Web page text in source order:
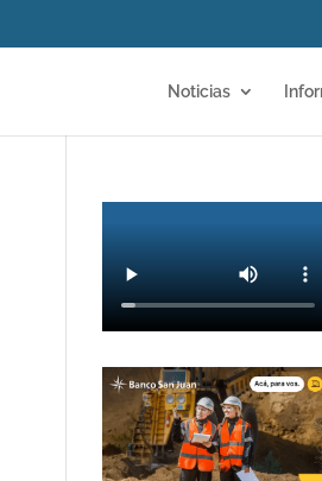
Noticias